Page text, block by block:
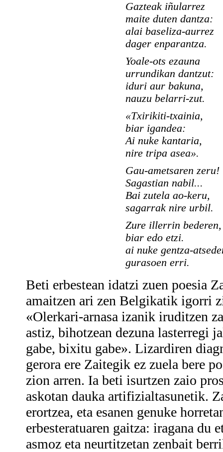
Gazteak iñularrez
maite duten dantza:
alai baseliza-aurrez
dager enparantza.
Yoale-ots ezauna
urrundikan dantzut:
iduri aur bakuna,
nauzu belarri-zut.
«Txirikiti-txainia,
biar igandea:
Ai nuke kantaria,
nire tripa asea».
Gau-ametsaren zeru!
Sagastian nabil...
Bai zutela ao-keru,
sagarrak nire urbil.
Zure illerrin bederen,
biar edo etzi.
ai nuke gentza-
gurasoen erri.
Beti erbestean idatzi zuen poesia
amaitzen ari zen Belgikatik igorri
«Olerkari-arnasa izanik iruditzen
astiz, bihotzean dezuna lasterregi
gabe, bixitu gabe». Lizardiren
gerora ere Zaitegik ez zuela bere
zion arren. Ia beti isurtzen zaio
askotan dauka artifizialtasunetik.
erortzea, eta esanen genuke
erbesteratuaren gaitza: iragana
asmoz eta neurtitzetan zenbait